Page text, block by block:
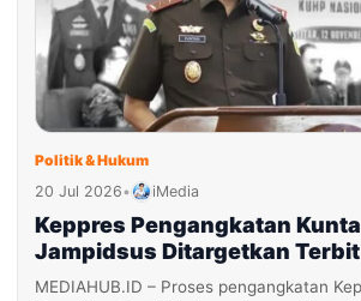
Politik & Hukum
20 Jul 2026• iMedia
Keppres Pengangkatan
Jampidsus Ditargetkan
MEDIAHUB.ID – Proses pengangkatan